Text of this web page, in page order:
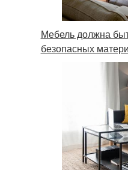
Мебель должна
безопасных